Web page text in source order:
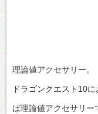
理論値アクセサリー。
ドラゴンクエスト10
ば理論値アクセサリー